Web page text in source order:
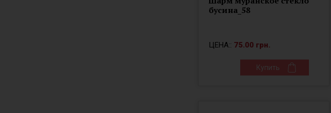
бусина_58
ЦЕНА:: 75.00 грн.
Купить